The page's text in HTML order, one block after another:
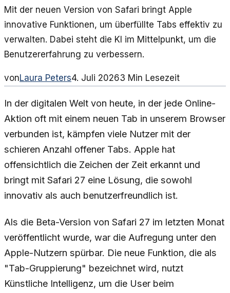
Mit der neuen Version von Safari bringt Apple
innovative Funktionen, um überfüllte Tabs effektiv zu
verwalten. Dabei steht die KI im Mittelpunkt, um die
Benutzererfahrung zu verbessern.
vonLaura Peters4. Juli 20263 Min Lesezeit
In der digitalen Welt von heute, in der jede Online-
Aktion oft mit einem neuen Tab in unserem Browser
verbunden ist, kämpfen viele Nutzer mit der
schieren Anzahl offener Tabs. Apple hat
offensichtlich die Zeichen der Zeit erkannt und
bringt mit Safari 27 eine Lösung, die sowohl
innovativ als auch benutzerfreundlich ist.
Als die Beta-Version von Safari 27 im letzten Monat
veröffentlicht wurde, war die Aufregung unter den
Apple-Nutzern spürbar. Die neue Funktion, die als
"Tab-Gruppierung" bezeichnet wird, nutzt
Künstliche Intelligenz, um die User beim